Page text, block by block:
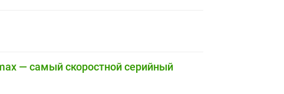
— самый скоростной серийный